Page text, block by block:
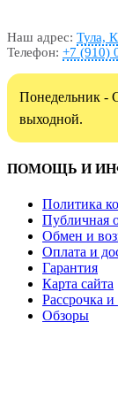
Наш адрес: Тула,
Телефон: +7 (910)
Понедельник -
выходной.
ПОМОЩЬ И
Политика
Публичная
Обмен и
Оплата и
Гарантия
Карта сайта
Рассрочка и
Обзоры